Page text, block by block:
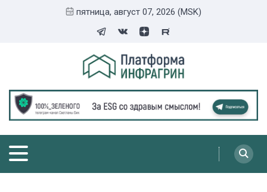
пятница, август 07, 2026 (MSK)